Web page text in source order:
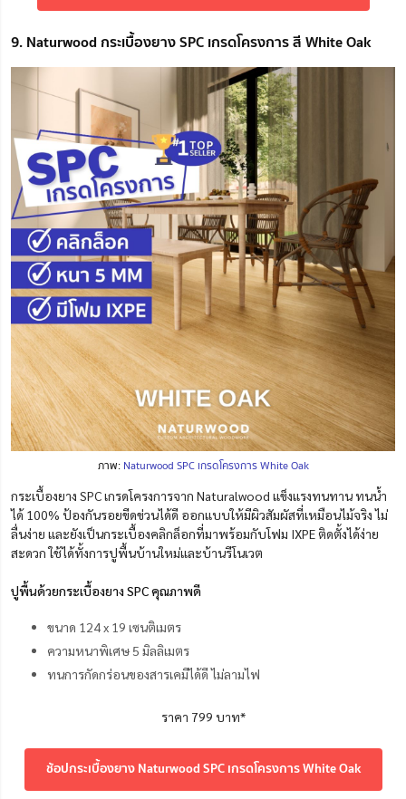
9. Naturwood กระเบื้องยาง SPC เกรดโครงการ สี White Oak
ภาพ: Naturwood SPC เกรดโครงการ White Oak
กระเบื้องยาง SPC เกรดโครงการจาก Naturalwood แข็งแรงทนทาน ทนน้ำ
ได้ 100% ป้องกันรอยขีดข่วนได้ดี ออกแบบให้มีผิวสัมผัสที่เหมือนไม้จริง ไม่
ลื่นง่าย และยังเป็นกระเบื้องคลิกล็อกที่มาพร้อมกับโฟม IXPE ติดตั้งได้ง่าย
สะดวก ใช้ได้ทั้งการปูพื้นบ้านใหม่และบ้านรีโนเวต
ปูพื้นด้วยกระเบื้องยาง SPC คุณภาพดี
ขนาด 124 x 19 เซนติเมตร
ความหนาพิเศษ 5 มิลลิเมตร
ทนการกัดกร่อนของสารเคมีได้ดี ไม่ลามไฟ
ราคา 799 บาท*
ช้อปกระเบื้องยาง Naturwood SPC เกรดโครงการ White Oak